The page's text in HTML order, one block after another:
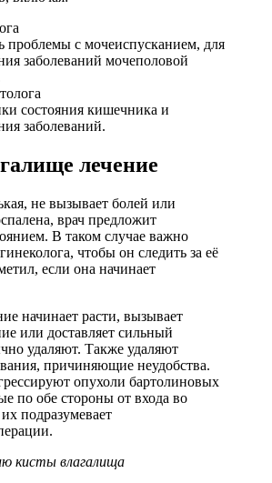
проблемы с мочеиспусканием, для
заболеваний мочеполовой
состояния кишечника и
заболеваний.
лечение
не вызывает болей или
врач предложит
В таком случае важно
чтобы он следить за её
если она начинает
начинает расти, вызывает
или доставляет сильный
удаляют. Также удаляют
причиняющие неудобства.
опухоли бартолиновых
по обе стороны от входа во
подразумевает
кисты влагалища